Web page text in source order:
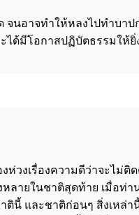
อาจทำให้หลงไปทำบาป
ด้มีโอกาสปฏิบัตธรรมให้ยิ่
งเรื่องความดีว่าจะไม่ติ
ายในชาติสุดท้าย เมื่อท่า
นี้ และชาติก่อนๆ สิ่งเหล่